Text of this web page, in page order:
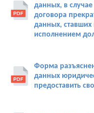
данных, в
договора
данных, ставших
исполнением
Форма
данных
предоставить